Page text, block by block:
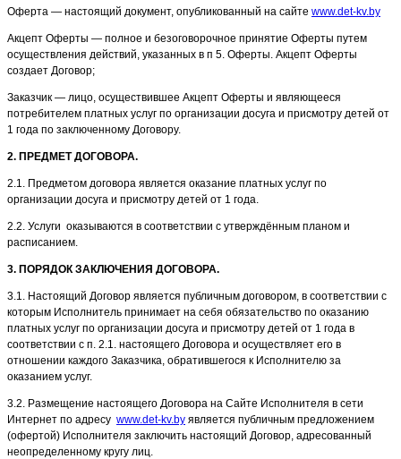
Оферта — настоящий документ, опубликованный на сайте www.det-kv.by
Акцепт Оферты — полное и безоговорочное принятие Оферты путем
осуществления действий, указанных в п 5. Оферты. Акцепт Оферты
создает Договор;
Заказчик — лицо, осуществившее Акцепт Оферты и являющееся
потребителем платных услуг по организации досуга и присмотру детей от
1 года по заключенному Договору.
2. ПРЕДМЕТ ДОГОВОРА.
2.1. Предметом договора является оказание платных услуг по
организации досуга и присмотру детей от 1 года.
2.2. Услуги оказываются в соответствии с утверждённым планом и
расписанием.
3. ПОРЯДОК ЗАКЛЮЧЕНИЯ ДОГОВОРА.
3.1. Настоящий Договор является публичным договором, в соответствии с
которым Исполнитель принимает на себя обязательство по оказанию
платных услуг по организации досуга и присмотру детей от 1 года в
соответствии с п. 2.1. настоящего Договора и осуществляет его в
отношении каждого Заказчика, обратившегося к Исполнителю за
оказанием услуг.
3.2. Размещение настоящего Договора на Сайте Исполнителя в сети
Интернет по адресу www.det-kv.by является публичным предложением
(офертой) Исполнителя заключить настоящий Договор, адресованный
неопределенному кругу лиц.